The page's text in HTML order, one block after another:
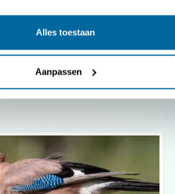
Alles toestaan
Aanpassen